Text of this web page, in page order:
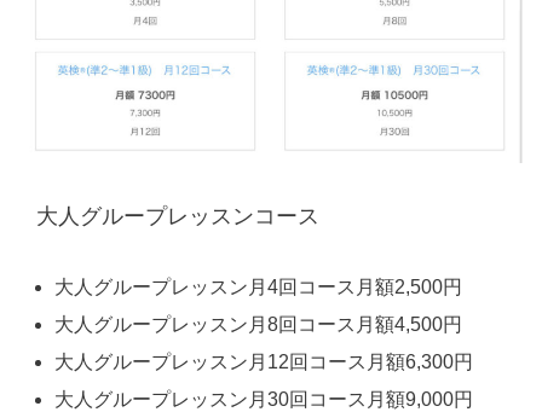
大人グループレッスンコース
大人グループレッスン月4回コース月額2,500円
大人グループレッスン月8回コース月額4,500円
大人グループレッスン月12回コース月額6,300円
大人グループレッスン月30回コース月額9,000円